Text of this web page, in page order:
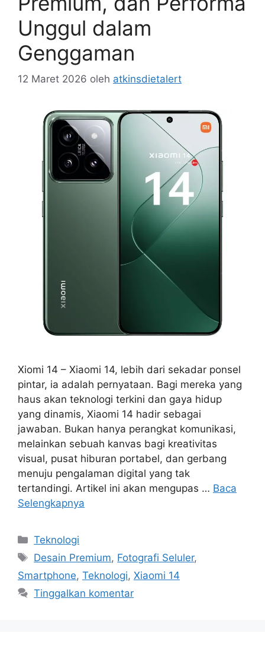
Unggul dalam
Genggaman
12 Maret 2026 oleh atkinsdietalert
Xiomi 14 – Xiaomi 14, lebih dari sekadar ponsel
pintar, ia adalah pernyataan. Bagi mereka yang
haus akan teknologi terkini dan gaya hidup
yang dinamis, Xiaomi 14 hadir sebagai
jawaban. Bukan hanya perangkat komunikasi,
melainkan sebuah kanvas bagi kreativitas
visual, pusat hiburan portabel, dan gerbang
menuju pengalaman digital yang tak
tertandingi. Artikel ini akan mengupas … Baca
Selengkapnya
Kategori
Teknologi
Tag
Desain Premium, Fotografi Seluler,
Smartphone, Teknologi, Xiaomi 14
Tinggalkan komentar